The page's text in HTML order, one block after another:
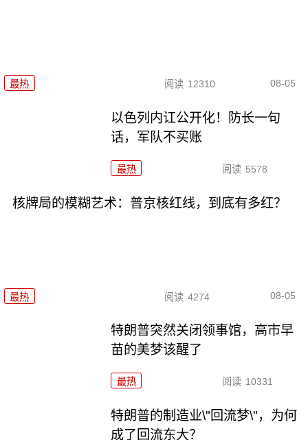
最热 阅读 12310 08-05
以色列内讧公开化！防长一句
话，军队不买账
最热 阅读 5578
核牌局的模糊艺术：普京核红线，到底有多红？
最热 阅读 4274 08-05
特朗普突然关闭领事馆，高市早
苗的美梦该醒了
最热 阅读 10331
特朗普的制造业\"回流梦\"，为何
成了回流东大？